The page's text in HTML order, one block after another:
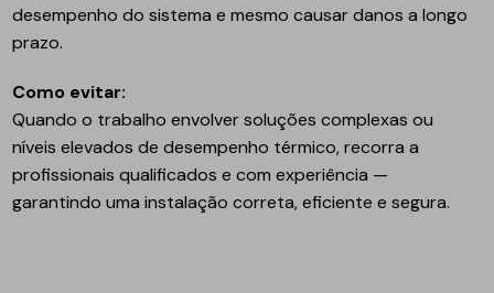
desempenho do sistema e mesmo causar danos a longo
prazo.
Como evitar:
Quando o trabalho envolver soluções complexas ou
níveis elevados de desempenho térmico, recorra a
profissionais qualificados e com experiência —
garantindo uma instalação correta, eficiente e segura.